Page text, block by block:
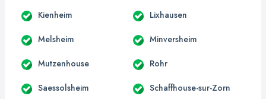
Kienheim Lixhausen
Melsheim Minversheim
Mutzenhouse Rohr
Saessolsheim Schaffhouse-sur-Zorn